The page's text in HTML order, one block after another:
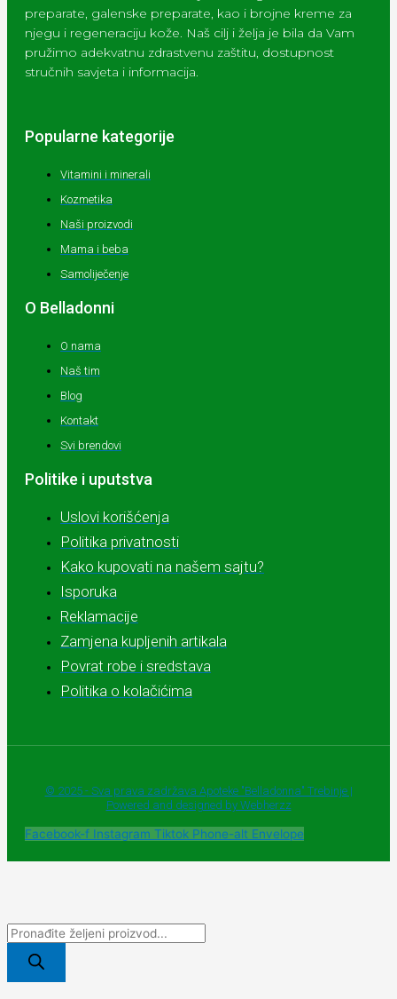
preparate, galenske preparate, kao i brojne kreme za
njegu i regeneraciju kože. Naš cilj i želja je bila da Vam
pružimo adekvatnu zdrastvenu zaštitu, dostupnost
stručnih savjeta i informacija.
Popularne kategorije
Vitamini i minerali
Kozmetika
Naši proizvodi
Mama i beba
Samoliječenje
O Belladonni
O nama
Naš tim
Blog
Kontakt
Svi brendovi
Politike i uputstva
Uslovi korišćenja
Politika privatnosti
Kako kupovati na našem sajtu?
Isporuka
Reklamacije
Zamjena kupljenih artikala
Povrat robe i sredstava
Politika o kolačićima
© 2025 - Sva prava zadržava Apoteke "Belladonna" Trebinje |
Powered and designed by Webherzz
Facebook-f Instagram Tiktok Phone-alt Envelope